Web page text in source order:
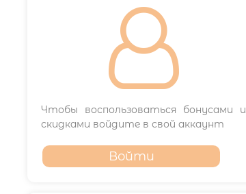

Чтобы воспользоваться бонусами и
скидками войдите в свой аккаунт
Войти